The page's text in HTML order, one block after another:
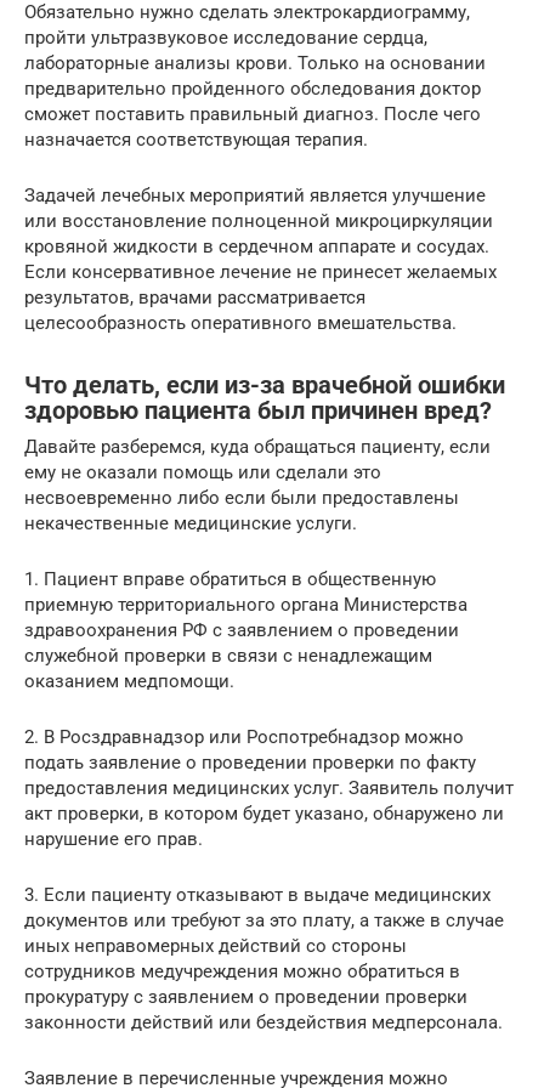
Обязательно нужно сделать электрокардиограмму,
пройти ультразвуковое исследование сердца,
лабораторные анализы крови. Только на основании
предварительно пройденного обследования доктор
сможет поставить правильный диагноз. После чего
назначается соответствующая терапия.
Задачей лечебных мероприятий является улучшение
или восстановление полноценной микроциркуляции
кровяной жидкости в сердечном аппарате и сосудах.
Если консервативное лечение не принесет желаемых
результатов, врачами рассматривается
целесообразность оперативного вмешательства.
Что делать, если из-за врачебной ошибки
здоровью пациента был причинен вред?
Давайте разберемся, куда обращаться пациенту, если
ему не оказали помощь или сделали это
несвоевременно либо если были предоставлены
некачественные медицинские услуги.
1. Пациент вправе обратиться в общественную
приемную территориального органа Министерства
здравоохранения РФ с заявлением о проведении
служебной проверки в связи с ненадлежащим
оказанием медпомощи.
2. В Росздравнадзор или Роспотребнадзор можно
подать заявление о проведении проверки по факту
предоставления медицинских услуг. Заявитель получит
акт проверки, в котором будет указано, обнаружено ли
нарушение его прав.
3. Если пациенту отказывают в выдаче медицинских
документов или требуют за это плату, а также в случае
иных неправомерных действий со стороны
сотрудников медучреждения можно обратиться в
прокуратуру с заявлением о проведении проверки
законности действий или бездействия медперсонала.
Заявление в перечисленные учреждения можно